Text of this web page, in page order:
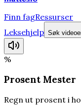
Finn fagRessurser
Leksehjelp Søk
%
Prosent Mester
Regn ut prosent i